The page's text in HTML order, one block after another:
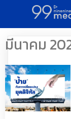
มีนาคม